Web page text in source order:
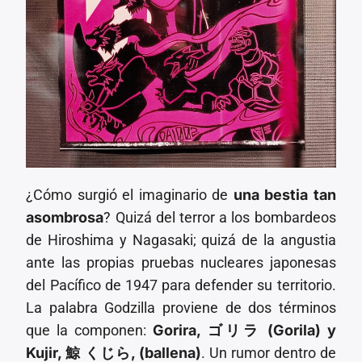
¿Cómo surgió el imaginario de una bestia tan
asombrosa? Quizá del terror a los bombardeos
de Hiroshima y Nagasaki; quizá de la angustia
ante las propias pruebas nucleares japonesas
del Pacífico de 1947 para defender su territorio.
La palabra Godzilla proviene de dos términos
que la componen:Gorira, ゴリラ
(Gorila) y
Kujir,鯨 くじら, (ballena). Un rumor dentro de